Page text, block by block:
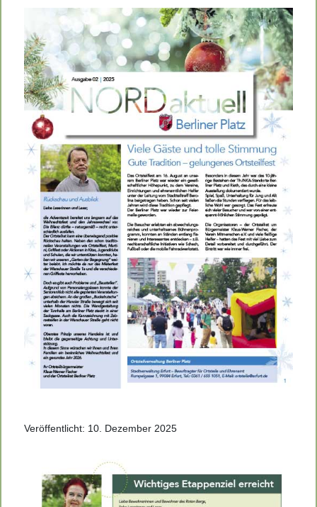
Veröffentlicht: 10. Dezember 2025